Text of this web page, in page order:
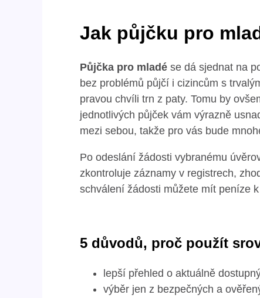
Jak půjčku pro
Půjčka pro mladé se dá sjednat na
bez problémů půjčí i cizincům s
pravou chvíli trn z paty. Tomu by
jednotlivých půjček vám výrazně
mezi sebou, takže pro vás bude
Po odeslání žádosti vybranému
zkontroluje záznamy v registrech,
schválení žádosti můžete mít peníze
5 důvodů, proč použít
lepší přehled o aktuálně
výběr jen z bezpečných a